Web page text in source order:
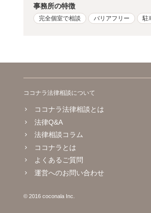
事務所の特徴
完全個室で相談 バリアフリー 駐
ココナラ法律相談について
ココナラ法律相談とは
法律Q&A
法律相談コラム
ココナラとは
よくあるご質問
運営へのお問い合わせ
© 2016 coconala Inc.